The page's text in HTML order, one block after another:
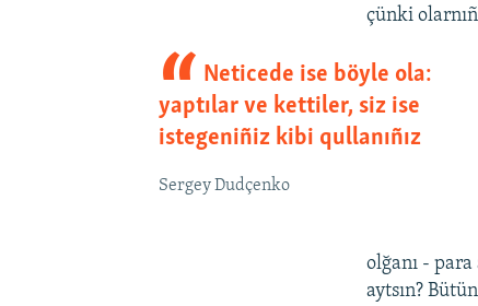
çünki
Neticede ise böyle ola:
yaptılar ve kettiler, siz ise
istegeniñiz kibi qullanıñız
Sergey Dudçenko
olğanı -
aytsın?